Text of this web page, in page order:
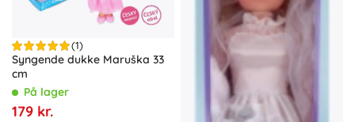
(1)
Syngende dukke Maruška 33
cm
På lager
179 kr.